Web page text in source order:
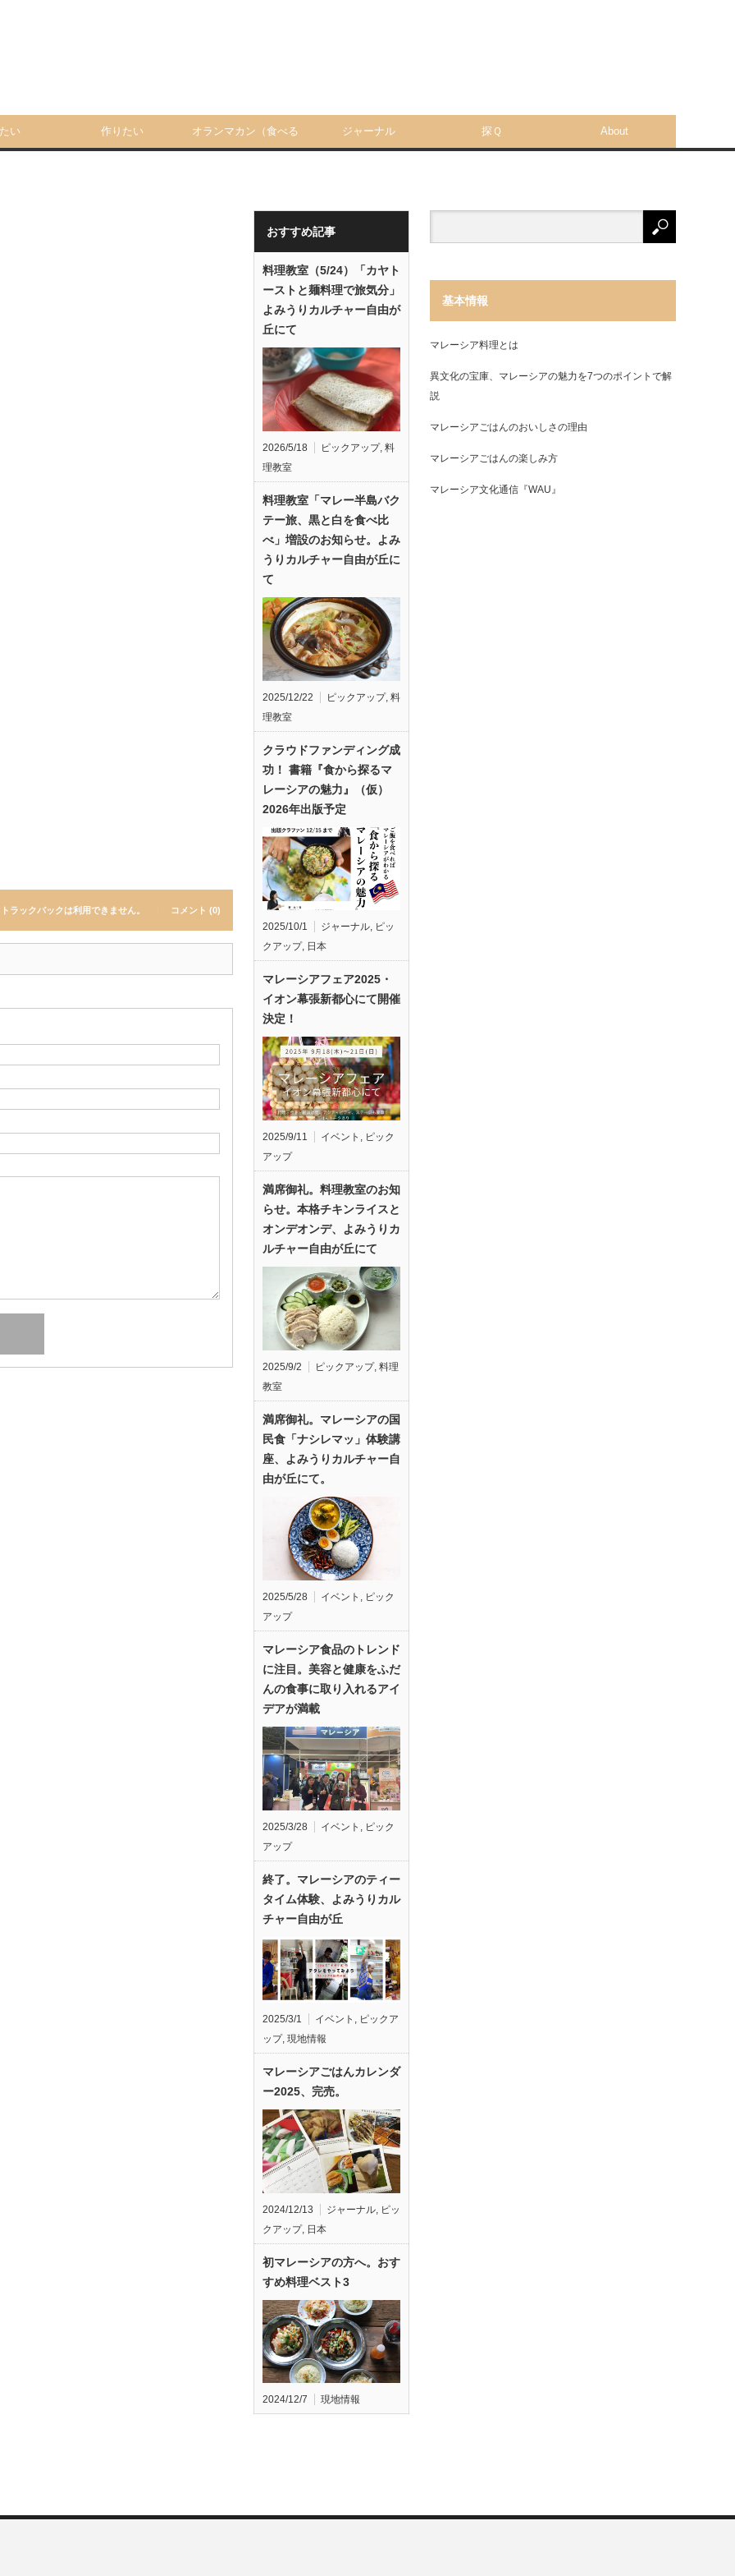
い 作りたい オランマカン（食べる ジャーナル 探Ｑ About
トラックバックは利用できません。 コメント (0)
おすすめ記事
料理教室（5/24）「カヤト
ーストと麺料理で旅気分」
よみうりカルチャー自由が
丘にて
2026/5/18 ピックアップ, 料
理教室
料理教室「マレー半島バク
テー旅、黒と白を食べ比
べ」増設のお知らせ。よみ
うりカルチャー自由が丘に
て
2025/12/22 ピックアップ, 料
理教室
クラウドファンディング成
功！ 書籍『食から探るマ
レーシアの魅力』（仮）
2026年出版予定
2025/10/1 ジャーナル, ピッ
クアップ, 日本
マレーシアフェア2025・
イオン幕張新都心にて開催
決定！
2025/9/11 イベント , ピック
アップ
満席御礼。料理教室のお知
らせ。本格チキンライスと
オンデオンデ、よみうりカ
ルチャー自由が丘にて
2025/9/2 ピックアップ, 料理
教室
満席御礼。マレーシアの国
民食「ナシレマッ」体験講
座、よみうりカルチャー自
由が丘にて。
2025/5/28 イベント , ピック
アップ
マレーシア食品のトレンド
に注目。美容と健康をふだ
んの食事に取り入れるアイ
デアが満載
2025/3/28 イベント
ピック
アップ
終了。マレーシアのティー
タイム体験、よみうりカル
チャー自由が丘
2025/3/1 イベント , ピックア
ップ, 現地情報
マレーシアごはんカレンダ
ー2025、完売。
2024/12/13 ジャーナル ピッ
クアップ, 日本
初マレーシアの方へ。おす
すめ料理ベスト3
2024/12/7 現地情報
基本情報
マレーシア料理とは
異文化の宝庫、マレーシアの魅力を7つのポイントで解
説
マレーシアごはんのおいしさの理由
マレーシアごはんの楽しみ方
マレーシア文化通信『WAU』